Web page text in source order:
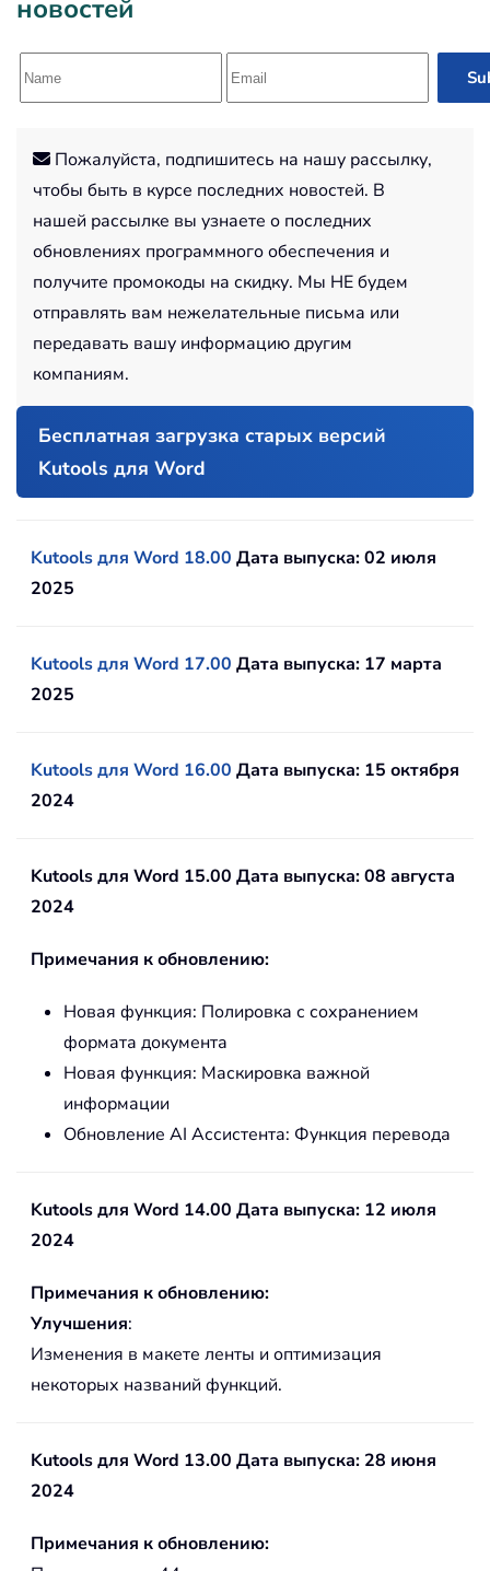
новостей
Пожалуйста, подпишитесь на нашу рассылку,
чтобы быть в курсе последних новостей. В
нашей рассылке вы узнаете о последних
обновлениях программного обеспечения и
получите промокоды на скидку. Мы НЕ будем
отправлять вам нежелательные письма или
передавать вашу информацию другим
компаниям.
Бесплатная загрузка старых версий
Kutools для Word
Kutools для Word 18.00 Дата выпуска: 02 июля
2025
Kutools для Word 17.00 Дата выпуска: 17 марта
2025
Kutools для Word 16.00 Дата выпуска: 15 октября
2024
Kutools для Word 15.00 Дата выпуска: 08 августа
2024
Примечания к обновлению:
Новая функция: Полировка с сохранением
формата документа
Новая функция: Маскировка важной
информации
Обновление AI Ассистента: Функция перевода
Kutools для Word 14.00 Дата выпуска: 12 июля
2024
Примечания к обновлению:
Улучшения:
Изменения в макете ленты и оптимизация
некоторых названий функций.
Kutools для Word 13.00 Дата выпуска: 28 июня
2024
Примечания к обновлению: